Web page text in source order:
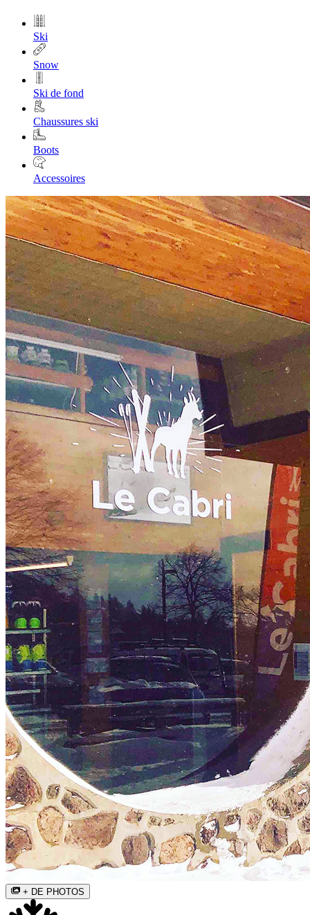
Ski
Snow
Ski de fond
Chaussures ski
Boots
Accessoires
+ DE PHOTOS